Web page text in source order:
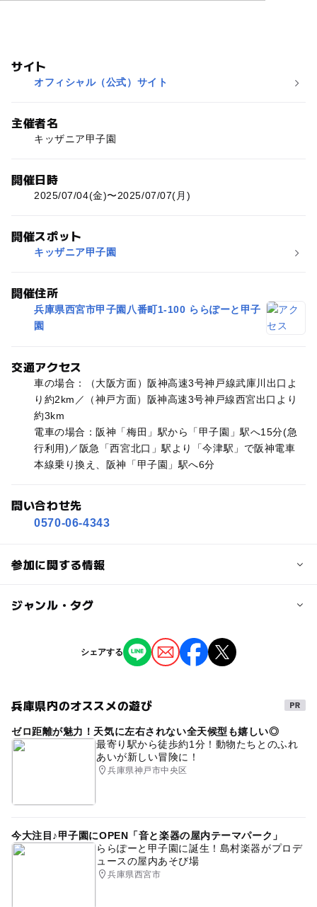
サイト
オフィシャル（公式）サイト
主催者名
キッザニア甲子園
開催日時
2025/07/04(金)〜2025/07/07(月)
開催スポット
キッザニア甲子園
開催住所
兵庫県西宮市甲子園八番町1-100 ららぽーと甲子
園
交通アクセス
車の場合：（大阪方面）阪神高速3号神戸線武庫川出口よ
り約2km／（神戸方面）阪神高速3号神戸線西宮出口より
約3km
電車の場合：阪神「梅田」駅から「甲子園」駅へ15分(急
行利用)／阪急「西宮北口」駅より「今津駅」で阪神電車
本線乗り換え、阪神「甲子園」駅へ6分
問い合わせ先
0570-06-4343
参加に関する情報
対象年齢
注意・制限事項
・各アクティビティには1日の体験人数に限りがありま
す。先着順で受付しますので、定員になり次第受付を終了
させていただきます。
応募方法
予約はこちらから
ジャンル・タグ
ものづくり・学び体験
タグ
キッザニア エデュテインメント お仕事体験
子ども仕事体験 親子
時計 科学・博物展&イベント
テーマパーク・遊園地のイベント
職業体験・おしごと体験
シェアする
兵庫県内のオススメの遊び
ゼロ距離が魅力！天気に左右されない全天候型も嬉しい◎
最寄り駅から徒歩約1分！動物たちとのふれ
あいが新しい冒険に！
兵庫県神戸市中央区
今大注目♪甲子園にOPEN「音と楽器の屋内テーマパーク」
ららぽーと甲子園に誕生！島村楽器がプロデ
ュースの屋内あそび場
兵庫県西宮市